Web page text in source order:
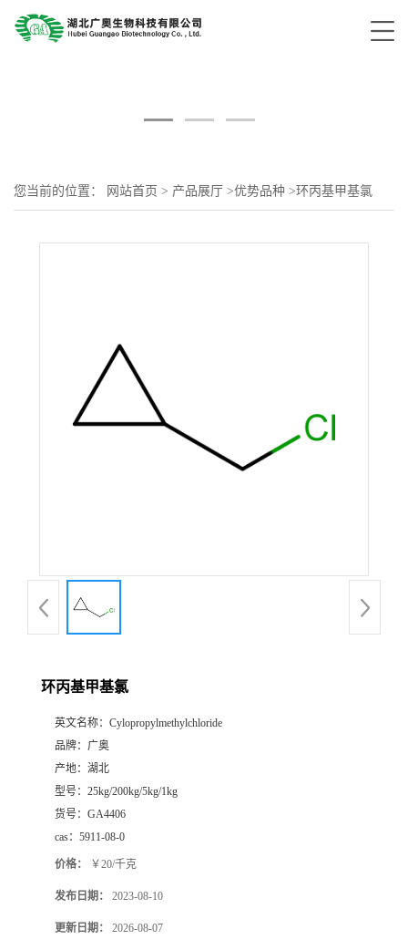
您当前的位置： 网站首页 > 产品展厅 >优势品种 >环丙基甲基氯
环丙基甲基氯
英文名称： Cylopropylmethylchloride
品牌： 广奥
产地： 湖北
型号： 25kg/200kg/5kg/1kg
货号： GA4406
cas： 5911-08-0
价格： ￥20/千克
发布日期： 2023-08-10
更新日期： 2026-08-07